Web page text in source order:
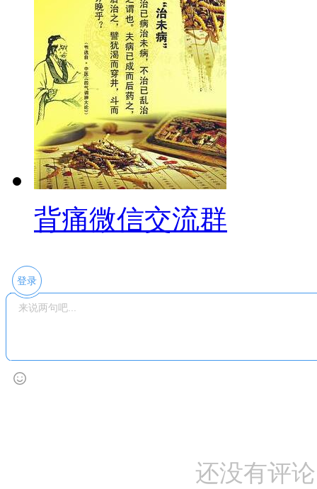
背痛微信交流群
登录
还没有评